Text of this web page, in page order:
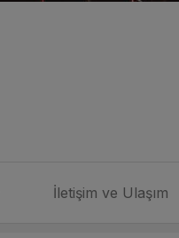
İletişim ve Ulaşım